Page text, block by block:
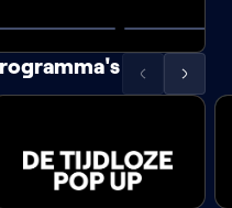
Bush:
the
timeless
Scrol
naar
links
Scrol